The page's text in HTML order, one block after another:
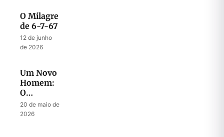
O Milagre
de 6-7-67
12 de junho
de 2026
Um Novo
Homem:
O
Mistério
do
20 de maio de
2026